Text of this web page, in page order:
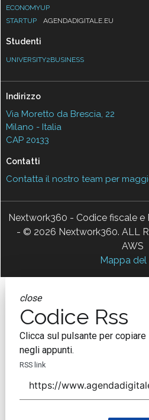
ECONOMYUP
STARTUP
AGENDADIGITALE.EU
Studenti
UNIVERSITY2BUSINESS
Indirizzo
Via Moretto da Brescia, 22
Milano - Italia
CAP 20133
Contatti
Contatta il nostro team per
Nextwork360 - Codice fiscale e
- © 2026 Nextwork360. ALL
AWS
Mappa del
close
Codice Rss
Clicca sul pulsante per copiare
negli appunti.
RSS link